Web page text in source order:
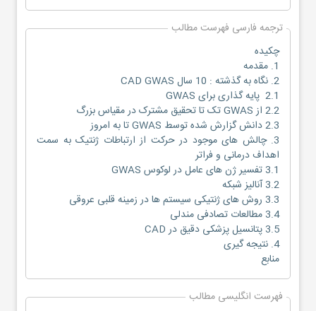
ترجمه فارسی فهرست مطالب
چکیده
1. مقدمه
2. نگاه به گذشته : 10 سال CAD GWAS
2.1 پایه گذاری برای GWAS
2.2 از GWAS تک تا تحقیق مشترک در مقیاس بزرگ
2.3 دانش گزارش شده توسط GWAS تا به امروز
3. چالش های موجود در حرکت از ارتباطات ژنتیک به سمت
اهداف درمانی و فراتر
3.1 تفسیر ژن های عامل در لوکوس GWAS
3.2 آنالیز شبکه
3.3 روش های ژنتیکی سیستم ها در زمینه قلبی عروقی
3.4 مطالعات تصادفی مندلی
3.5 پتانسیل پزشکی دقیق در CAD
4. نتیجه گیری
منابع
فهرست انگلیسی مطالب